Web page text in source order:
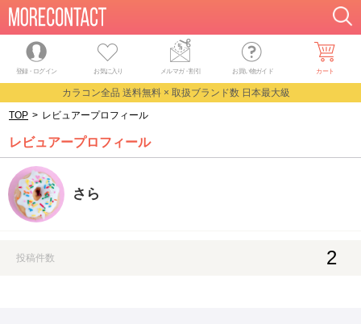
登録・ログイン お気に入り メルマガ・割引 お買い物ガイド カート
カラコン全品 送料無料 × 取扱ブランド数 日本最大級
TOP > レビュアープロフィール
レビュアープロフィール
さら
投稿件数 2